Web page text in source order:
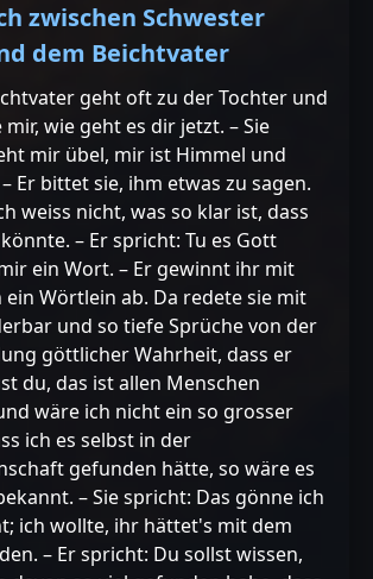
zwischen Schwester
dem Beichtvater
geht oft zu der Tochter und
wie geht es dir jetzt. – Sie
mir übel, mir ist Himmel und
Er bittet sie, ihm etwas zu sagen.
weiss nicht, was so klar ist, dass
– Er spricht: Tu es Gott
ein Wort. – Er gewinnt ihr mit
ein Wörtlein ab. Da redete sie mit
und so tiefe Sprüche von der
göttlicher Wahrheit, dass er
du, das ist allen Menschen
wäre ich nicht ein so grosser
ich es selbst in der
gefunden hätte, so wäre es
– Sie spricht: Das gönne ich
ich wollte, ihr hättet's mit dem
– Er spricht: Du sollst wissen,